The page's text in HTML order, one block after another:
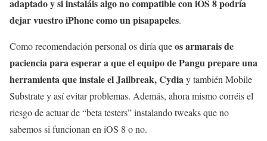
adaptado y si instaláis algo no compatible con iOS 8 podría
dejar vuestro iPhone como un pisapapeles.
Como recomendación personal os diría queos armarais de
paciencia para esperar a que el equipo de Pangu prepare una
herramienta que instale el Jailbreak, Cydiay también Mobile
Substrate y así evitar problemas. Además, ahora mismo corréis el
riesgo de actuar de “beta testers” instalando tweaks que no
sabemos si funcionan en iOS 8 o no.